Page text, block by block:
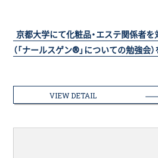
京都大学にて化粧品・エステ関係者を
（「ナールスゲン®」についての勉強会
VIEW DETAIL